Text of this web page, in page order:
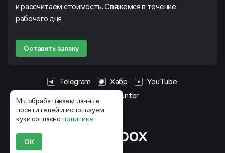
Мы обрабатываем данные
посетителей и используем
куки согласнополитике
ОК
и рассчитаем стоимость. Свяжемся в течение
рабочего дня
Оставить заявку
Telegram Хабр
YouTube
HeadHunter